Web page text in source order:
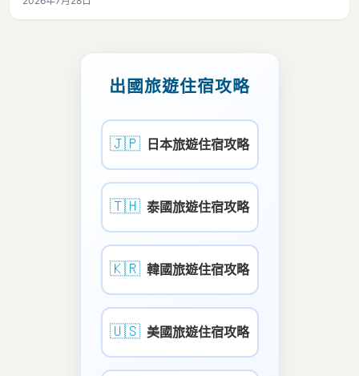
出國旅遊住宿攻略
🇯🇵 日本旅遊住宿攻略
🇹🇭 泰國旅遊住宿攻略
🇰🇷 韓國旅遊住宿攻略
🇺🇸 美國旅遊住宿攻略